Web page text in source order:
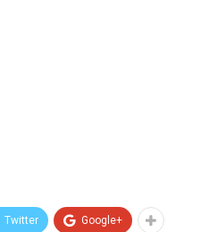
Twitter Google+